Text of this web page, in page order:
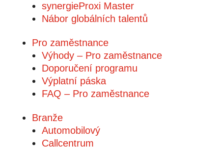
synergieProxi Master
Nábor globálních talentů
Pro zaměstnance
Výhody – Pro zaměstnance
Doporučení programu
Výplatní páska
FAQ – Pro zaměstnance
Branže
Automobilový
Callcentrum